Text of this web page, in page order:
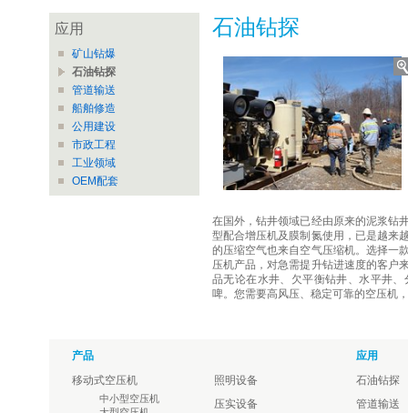
应用
矿山钻爆
石油钻探
管道输送
船舶修造
公用建设
市政工程
工业领域
OEM配套
石油钻探
在国外，钻井领域已经由原来的泥浆钻
型配合增压机及膜制氮使用，已是越来
的压缩空气也来自空气压缩机。选择一
压机产品，对急需提升钻进速度的客户
品无论在水井、欠平衡钻井、水平井
啤。您需要高风压、稳定可靠的空压机
产品
移动式空压机
中小型空压机
照明设备
压实设备
应用
石油钻探
管道输送